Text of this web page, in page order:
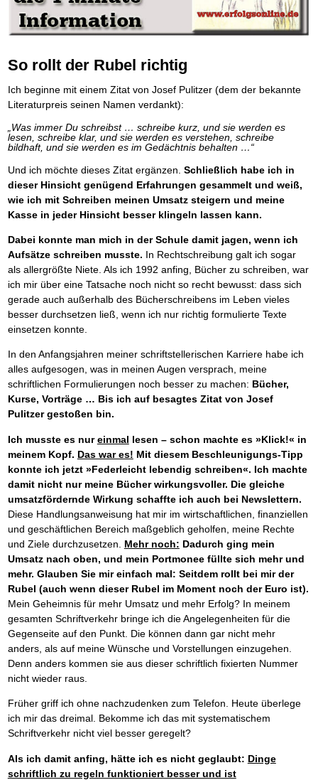
Behalten Sie den Überblick
Vermögenssicherung durch GbR-Vertrag
Schutzwall für Hab und Gut
GbR-Vertrag mit beschränkter Haftung BESTSELLER
Sich rechtlich einrichten BRANDNEU
Stiftung gründen und profitabel vermarkten BRANDNEU
Gründen Sie Ihre Stiftung
Platzieren Sie sich bei Google ganz oben
Mental Force
Entfalten Sie Ihre geistigen Kräfte
Mental Force - Hörbuch
Nutze Deine geistigen Waffen
Schlüssel des Erfolgs
Methoden der Lebenstechnik
Hilf Dir selbst, hilft Dir Gott
Immer den Geist zum TUN begeistern
Die Feuerkraft TIPP
Starten Sie endlich durch
Die Macht des Schuldners (Hörbuch)
Jetzt neu für Unterwegs
Der Schuldenkalkulator
Mach Pleite und starte durch TIPP
Vermögenssicherung durch GbR-Vertrag NEU
Schutzwall für Hab und Gut
Schach dem Gerichtsvollzieher
Gerichtsvollziehervorschriften nutzen
Weiße Weste durch UmzugTIPP
Insolvenzantrag abwehren
80% Ihrer Einnahmen behalten
Wie man mit Pfändungen umgeht BRANDNEU
Schnell und kompakt
Schach der SCHUFA
Schnell eine saubere SCHUFA
Das richtige Post-Know-How NEUERSCHEINUNG
Ihren Zeitgewinn maximieren
GbR als Einzelperson gründen
Frei Fahrt ohne Punkte
Kaufe doch Deine Schulden BRANDNEU
Die geniale Lösung zum schnellen Schuldenabbau
Der Weg zur finanziellen Freiheit
Ohne Probleme clever Texten und Schreiben
Die Macht des Telefax NEU
Mittel gegen Titel EMPFEHLUNG
Sichern Sie Einkommen und Vermögenswerte 100%-tig ab
schnell im Internet bekannt werden und damit viel Geld verdienen
Schreib Dich reich SCHREIB VERTRIEBS TIPP
Vom Gedanken zum Bestseller
So rollt der Rubel richtig
Ich beginne mit einem Zitat von Josef Pulitzer (dem der bekannte
Literaturpreis seinen Namen verdankt):
„Was immer Du schreibst … schreibe kurz, und sie werden es
lesen, schreibe klar, und sie werden es verstehen, schreibe
bildhaft, und sie werden es im Gedächtnis behalten …“
Und ich möchte dieses Zitat ergänzen. Schließlich habe ich in
dieser Hinsicht genügend Erfahrungen gesammelt und weiß,
wie ich mit Schreiben meinen Umsatz steigern und meine
Kasse in jeder Hinsicht besser klingeln lassen kann.
Dabei konnte man mich in der Schule damit jagen, wenn ich
Aufsätze schreiben musste. In Rechtschreibung galt ich sogar
als allergrößte Niete. Als ich 1992 anfing, Bücher zu schreiben, war
ich mir über eine Tatsache noch nicht so recht bewusst: dass sich
gerade auch außerhalb des Bücherschreibens im Leben vieles
besser durchsetzen ließ, wenn ich nur richtig formulierte Texte
einsetzen konnte.
In den Anfangsjahren meiner schriftstellerischen Karriere habe ich
alles aufgesogen, was in meinen Augen versprach, meine
schriftlichen Formulierungen noch besser zu machen: Bücher,
Kurse, Vorträge … Bis ich auf besagtes Zitat von Josef
Pulitzer gestoßen bin.
Ich musste es nureinmal lesen – schon machte es »Klick!« in
meinem Kopf. Das war es! Mit diesem Beschleunigungs-Tipp
konnte ich jetzt »Federleicht lebendig schreiben«. Ich machte
damit nicht nur meine Bücher wirkungsvoller. Die gleiche
umsatzfördernde Wirkung schaffte ich auch bei Newslettern.
Diese Handlungsanweisung hat mir im wirtschaftlichen, finanziellen
und geschäftlichen Bereich maßgeblich geholfen, meine Rechte
und Ziele durchzusetzen. Mehr noch: Dadurch ging mein
Umsatz nach oben, und mein Portmonee füllte sich mehr und
mehr. Glauben Sie mir einfach mal: Seitdem rollt bei mir der
Rubel (auch wenn dieser Rubel im Moment noch der Euro ist).
Mein Geheimnis für mehr Umsatz und mehr Erfolg? In meinem
gesamten Schriftverkehr bringe ich die Angelegenheiten für die
Gegenseite auf den Punkt. Die können dann gar nicht mehr
anders, als auf meine Wünsche und Vorstellungen einzugehen.
Denn anders kommen sie aus dieser schriftlich fixierten Nummer
nicht wieder raus.
Früher griff ich ohne nachzudenken zum Telefon. Heute überlege
ich mir das dreimal. Bekomme ich das mit systematischem
Schriftverkehr nicht viel besser geregelt?
Als ich damit anfing, hätte ich es nicht geglaubt: Dinge
schriftlich zu regeln funktioniert besser und ist